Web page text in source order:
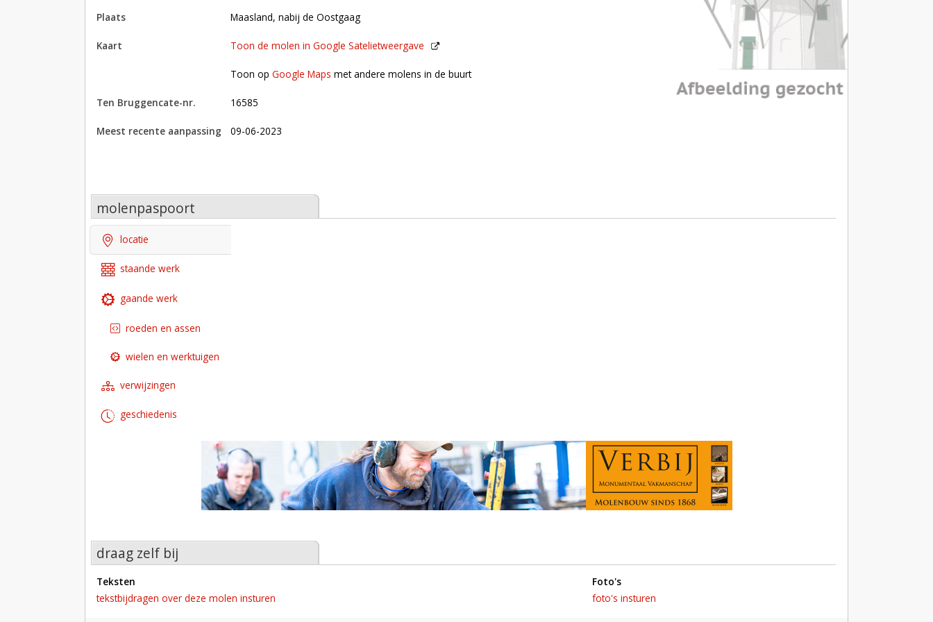
plaats Maasland, nabij de Oostgaag
kaart Toon de molen in Google Satelietweergave
Toon op Google Maps met andere molens in de buurt
Toon op Google Maps met andere molens in de buurt
Ten Bruggencate-nr. 16585
Meest recente aanpassing 09-06-2023
molenpaspoort
locatie
staande werk
gaande werk
roeden en assen
wielen en werktuigen
verwijzingen
geschiedenis
draag zelf bij
teksten
tekstbijdragen over deze molen insturen
foto's
foto's insturen